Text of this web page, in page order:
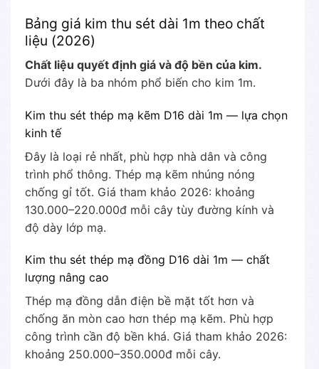
Bảng giá kim thu sét dài 1m theo chất
liệu (2026)
Chất liệu quyết định giá và độ bền của kim.
Dưới đây là ba nhóm phổ biến cho kim 1m.
Kim thu sét thép mạ kẽm D16 dài 1m — lựa chọn
kinh tế
Đây là loại rẻ nhất, phù hợp nhà dân và công
trình phổ thông. Thép mạ kẽm nhúng nóng
chống gỉ tốt. Giá tham khảo 2026: khoảng
130.000–220.000đ mỗi cây tùy đường kính và
độ dày lớp mạ.
Kim thu sét thép mạ đồng D16 dài 1m — chất
lượng nâng cao
Thép mạ đồng dẫn điện bề mặt tốt hơn và
chống ăn mòn cao hơn thép mạ kẽm. Phù hợp
công trình cần độ bền khá. Giá tham khảo 2026:
khoảng 250.000–350.000đ mỗi cây.